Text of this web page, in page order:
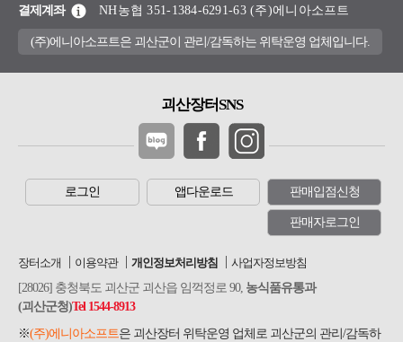
결제계좌 NH농협 351-1384-6291-63 (주)에니아소프트
(주)에니아소프트은 괴산군이 관리/감독하는 위탁운영 업체입니다.
괴산장터SNS
로그인 앱다운로드 판매입점신청
판매자로그인
장터소개 이용약관 개인정보처리방침
사업자정보방침
[28026] 충청북도 괴산군 괴산읍 임꺽정로 90, 농식품유통과
(괴산군청)Tel 1544-8913
※(주)에니아소프트은 괴산장터 위탁운영 업체로 괴산군의 관리/감독하